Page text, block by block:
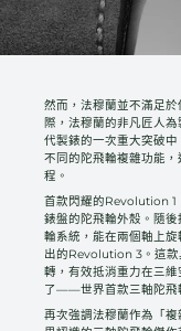
然而，法穆蘭並不滿足
際，法穆蘭的非凡匠人
代製錶的一次重大突破
不同的陀飛輪複雜功能
程。
首款閃耀的Revolution 1
錶盤的陀飛輪外殼。隨
輪系統，能在兩個軸上
出的Revolution 3。這款
轉，有效抵消重力在三
了——世界首款三軸陀飛
再次強調法穆蘭作為「